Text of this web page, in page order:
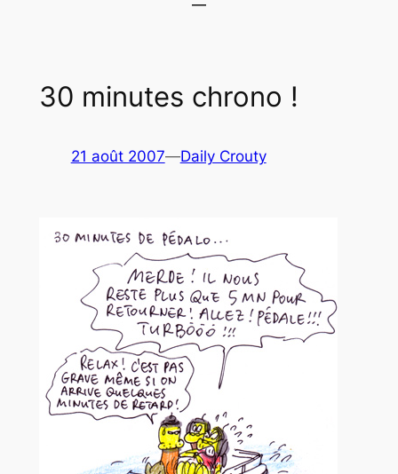
30 minutes chrono !
21 août 2007—Daily Crouty